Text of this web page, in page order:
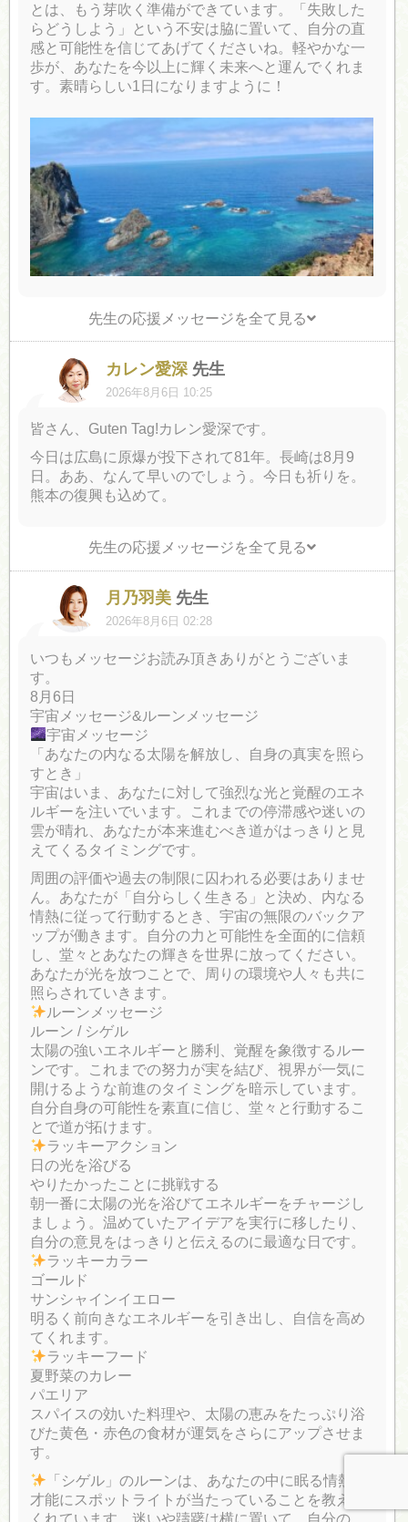
とは、もう芽吹く準備ができています。「失敗した
らどうしよう」という不安は脇に置いて、自分の直
感と可能性を信じてあげてくださいね。軽やかな一
歩が、あなたを今以上に輝く未来へと運んでくれま
す。素晴らしい1日になりますように！
先生の応援メッセージを全て見る
カレン愛深 先生
2026年8月6日 10:25
皆さん、Guten Tag!カレン愛深です。
今日は広島に原爆が投下されて81年。長崎は8月9
日。ああ、なんて早いのでしょう。今日も祈りを。
熊本の復興も込めて。
先生の応援メッセージを全て見る
月乃羽美 先生
2026年8月6日 02:28
いつもメッセージお読み頂きありがとうございま
す。
8月6日
宇宙メッセージ&ルーンメッセージ
宇宙メッセージ
「あなたの内なる太陽を解放し、自身の真実を照ら
すとき」
宇宙はいま、あなたに対して強烈な光と覚醒のエネ
ルギーを注いでいます。これまでの停滞感や迷いの
雲が晴れ、あなたが本来進むべき道がはっきりと見
えてくるタイミングです。
周囲の評価や過去の制限に囚われる必要はありませ
ん。あなたが「自分らしく生きる」と決め、内なる
情熱に従って行動するとき、宇宙の無限のバックア
ップが働きます。自分の力と可能性を全面的に信頼
し、堂々とあなたの輝きを世界に放ってください。
あなたが光を放つことで、周りの環境や人々も共に
照らされていきます。
ルーンメッセージ
ルーン / シゲル
太陽の強いエネルギーと勝利、覚醒を象徴するルー
ンです。これまでの努力が実を結び、視界が一気に
開けるような前進のタイミングを暗示しています。
自分自身の可能性を素直に信じ、堂々と行動するこ
とで道が拓けます。
ラッキーアクション
日の光を浴びる
やりたかったことに挑戦する
朝一番に太陽の光を浴びてエネルギーをチャージし
ましょう。温めていたアイデアを実行に移したり、
自分の意見をはっきりと伝えるのに最適な日です。
ラッキーカラー
ゴールド
サンシャインイエロー
明るく前向きなエネルギーを引き出し、自信を高め
てくれます。
ラッキーフード
夏野菜のカレー
パエリア
スパイスの効いた料理や、太陽の恵みをたっぷり浴
びた黄色・赤色の食材が運気をさらにアップさせま
す。
「シゲル」のルーンは、あなたの中に眠る情熱と
才能にスポットライトが当たっていることを教えて
くれています。迷いや躊躇は横に置いて、自分の